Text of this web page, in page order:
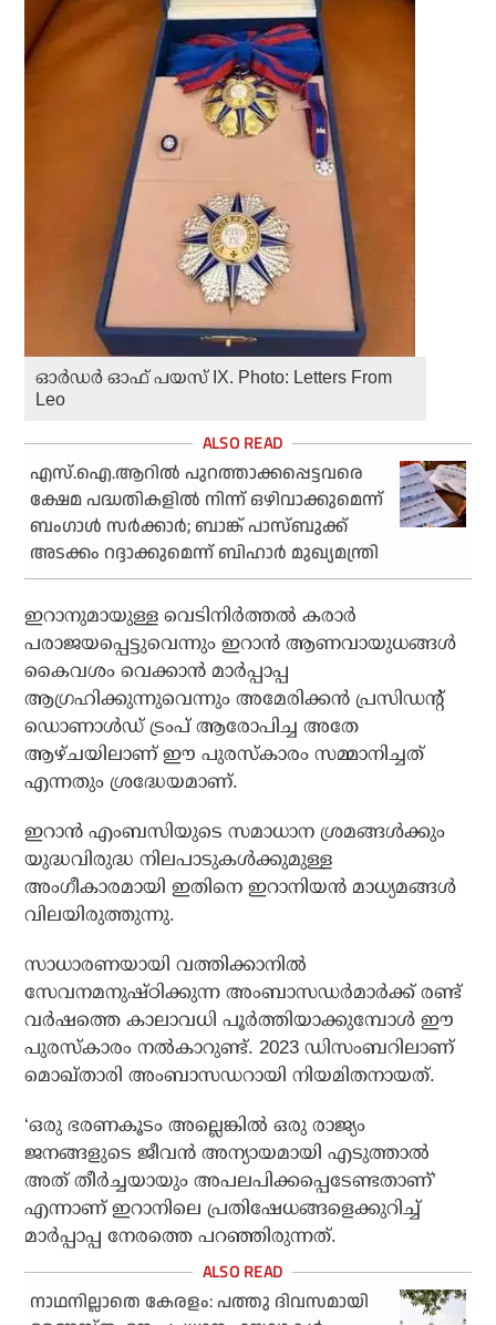
ഓര്‍ഡര്‍ ഓഫ് പയസ് IX. Photo: Letters From
Leo
എസ്.ഐ.ആറില്‍ പുറത്താക്കപ്പെട്ടവരെ
ക്ഷേമ പദ്ധതികളില്‍ നിന്ന് ഒഴിവാക്കുമെന്ന്
ബംഗാള്‍ സര്‍ക്കാര്‍; ബാങ്ക് പാസ്ബുക്ക്
അടക്കം റദ്ദാക്കുമെന്ന് ബിഹാര്‍ മുഖ്യമന്ത്രി
ഇറാനുമായുള്ള വെടിനിര്‍ത്തല്‍ കരാര്‍
പരാജയപ്പെട്ടുവെന്നും ഇറാന്‍ ആണവായുധങ്ങള്‍
കൈവശം വെക്കാന്‍ മാര്‍പ്പാപ്പ
ആഗ്രഹിക്കുന്നുവെന്നും അമേരിക്കന്‍ പ്രസിഡന്റ്
ഡൊണാള്‍ഡ് ട്രംപ് ആരോപിച്ച അതേ
ആഴ്ചയിലാണ് ഈ പുരസ്‌കാരം സമ്മാനിച്ചത്
എന്നതും ശ്രദ്ധേയമാണ്.
ഇറാന്‍ എംബസിയുടെ സമാധാന ശ്രമങ്ങള്‍ക്കും
യുദ്ധവിരുദ്ധ നിലപാടുകള്‍ക്കുമുള്ള
അംഗീകാരമായി ഇതിനെ ഇറാനിയന്‍ മാധ്യമങ്ങള്‍
വിലയിരുത്തുന്നു.
സാധാരണയായി വത്തിക്കാനില്‍
സേവനമനുഷ്ഠിക്കുന്ന അംബാസഡര്‍മാര്‍ക്ക് രണ്ട്
വര്‍ഷത്തെ കാലാവധി പൂര്‍ത്തിയാക്കുമ്പോള്‍ ഈ
പുരസ്‌കാരം നല്‍കാറുണ്ട്. 2023 ഡിസംബറിലാണ്
മൊഖ്താരി അംബാസഡറായി നിയമിതനായത്.
‘ഒരു ഭരണകൂടം അല്ലെങ്കില്‍ ഒരു രാജ്യം
ജനങ്ങളുടെ ജീവന്‍ അന്യായമായി എടുത്താല്‍
അത് തീര്‍ച്ചയായും അപലപിക്കപ്പെടേണ്ടതാണ്’
എന്നാണ് ഇറാനിലെ പ്രതിഷേധങ്ങളെക്കുറിച്ച്
മാര്‍പ്പാപ്പ നേരത്തെ പറഞ്ഞിരുന്നത്.
നാഥനില്ലാതെ കേരളം: പത്തു ദിവസമായി